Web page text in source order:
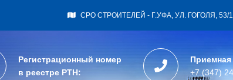
СРО СТРОИТЕЛЕЙ - Г.УФА, УЛ. ГОГОЛЯ, 53/1
Регистрационный номер
в реестре РТН:
+7 (347)